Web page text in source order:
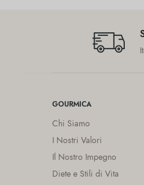
GOURMICA
Chi Siamo
I Nostri Valori
Il Nostro Impegno
Diete e Stili di Vita